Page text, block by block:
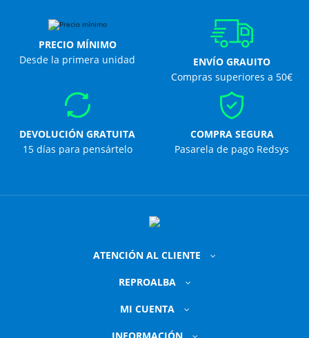
PRECIO MÍNIMO
Desde la primera unidad
ENVÍO GRAUITO
Compras superiores a 50€
DEVOLUCIÓN GRATUITA
15 días para pensártelo
COMPRA SEGURA
Pasarela de pago Redsys
ATENCIÓN AL CLIENTE
REPROALBA
MI CUENTA